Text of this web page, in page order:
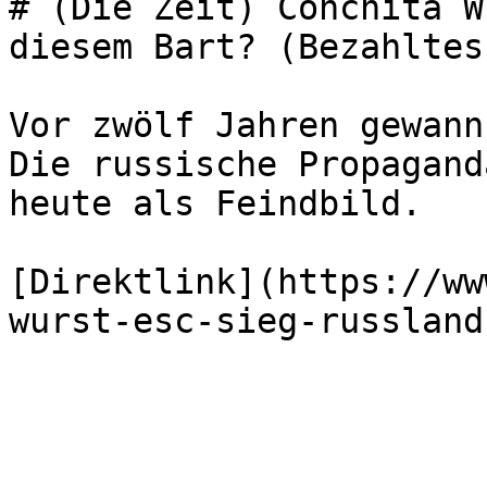
diesem Bart?
Vor zwölf Jahren
Die russische
heute als Feindbild.
[Direktlink](https://
wurst-esc-sieg-